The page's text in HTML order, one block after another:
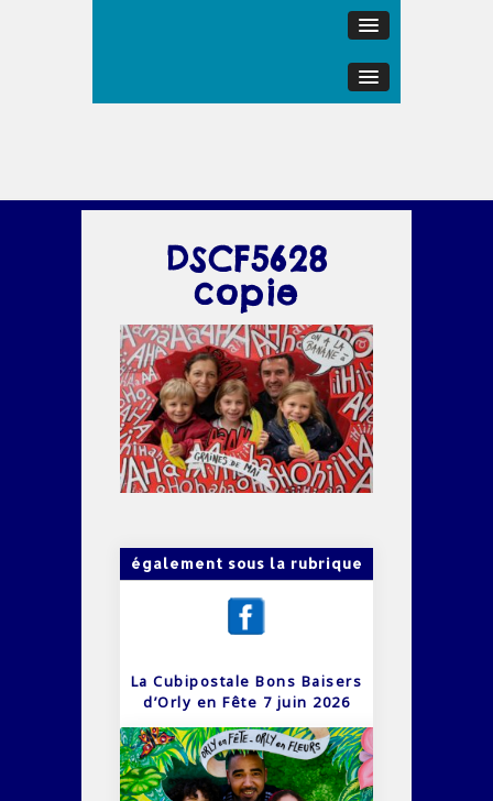
DSCF5628
copie
également sous la rubrique
La Cubipostale Bons Baisers
d’Orly en Fête 7 juin 2026